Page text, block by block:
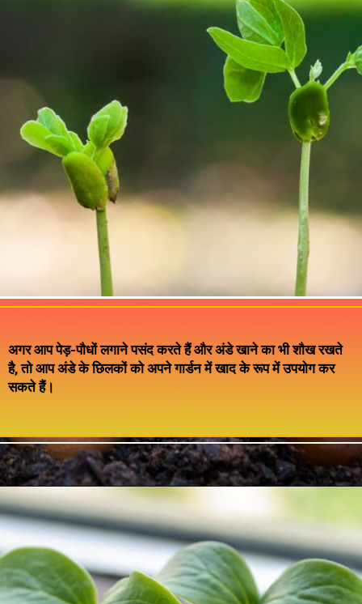
अगर आप पेड़-पौधों लगाने पसंद करते हैं और अंडे खाने का भी शौख रखते
है, तो आप अंडे के छिलकों को अपने गार्डन में खाद के रूप में उपयोग कर
सकते हैं।